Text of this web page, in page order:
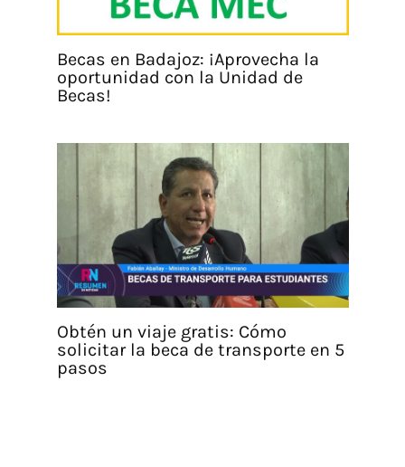
Becas en Badajoz: ¡Aprovecha la
oportunidad con la Unidad de
Becas!
Obtén un viaje gratis: Cómo
solicitar la beca de transporte en 5
pasos